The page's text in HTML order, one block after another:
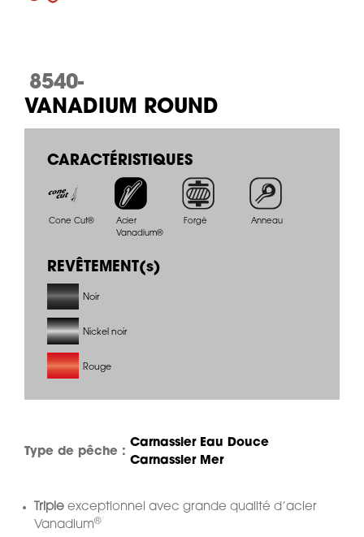
8540-
VANADIUM ROUND
CARACTÉRISTIQUES
Cone Cut®
Acier
Vanadium®
Forgé Anneau
REVÊTEMENT(s)
Noir
Nickel noir
Rouge
Type de pêche :
Carnassier Eau Douce
Carnassier Mer
Triple exceptionnel avec grande qualité d’acier
Vanadium®